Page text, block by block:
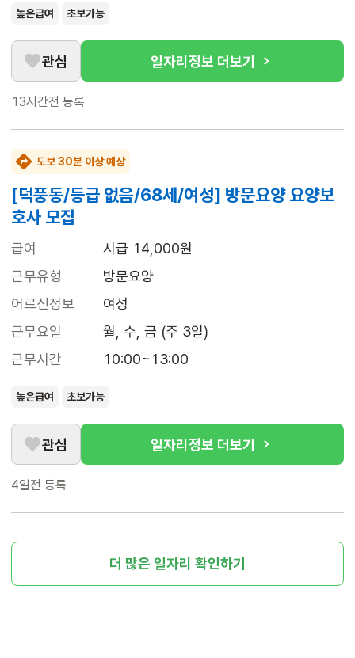
높은급여 초보가능
관심 일자리정보 더보기
13시간전 등록
도보 30분 이상 예상
[덕풍동/등급 없음/68세/여성] 방문요양 요양보
호사 모집
급여
시급 14,000원
근무유형
방문요양
어르신정보
여성
근무요일
월, 수, 금 (주 3일)
근무시간
10:00~13:00
높은급여 초보가능
관심 일자리정보 더보기
4일전 등록
더 많은 일자리 확인하기